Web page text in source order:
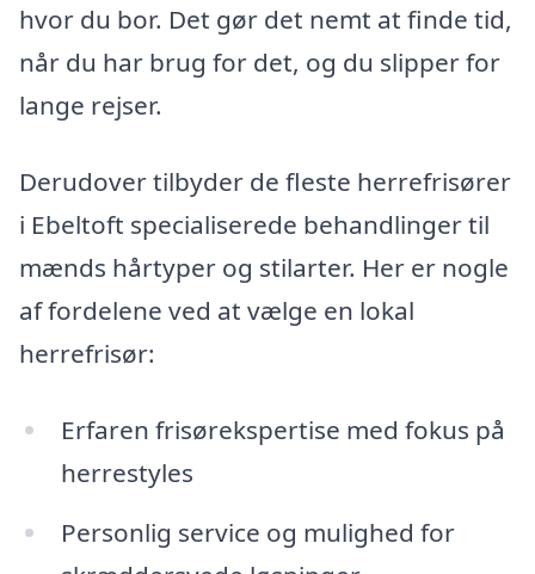
hvor du bor. Det gør det nemt at finde tid,
når du har brug for det, og du slipper for
lange rejser.
Derudover tilbyder de fleste herrefrisører
i Ebeltoft specialiserede behandlinger til
mænds hårtyper og stilarter. Her er nogle
af fordelene ved at vælge en lokal
herrefrisør:
Erfaren frisørekspertise med fokus på
herrestyles
Personlig service og mulighed for